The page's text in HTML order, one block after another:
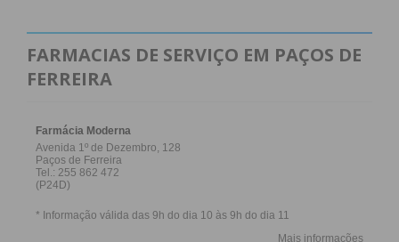
FARMACIAS DE SERVIÇO EM PAÇOS DE
FERREIRA